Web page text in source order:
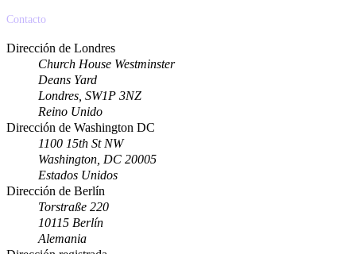
Contacto
Dirección de Londres
Church House Westminster
Deans Yard
Londres, SW1P 3NZ
Reino Unido
Dirección de Washington DC
1100 15th St NW
Washington, DC 20005
Estados Unidos
Dirección de Berlín
Torstraße 220
10115 Berlín
Alemania